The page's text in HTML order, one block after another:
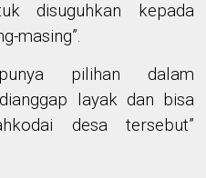
disuguhkan kepada
masing”.
pilihan dalam
layak dan bisa
desa tersebut”